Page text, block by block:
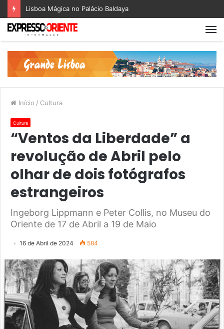
Lisboa Mágica no Palácio Baldaya
Início / Cultura
Cultura
“Ventos da Liberdade” a
revolução de Abril pelo
olhar de dois fotógrafos
estrangeiros
Ingeborg Lippmann e Peter Collis, no Museu do
Oriente de 17 de Abril a 19 de Maio
16 de Abril de 2024 584